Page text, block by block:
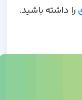
باشید.